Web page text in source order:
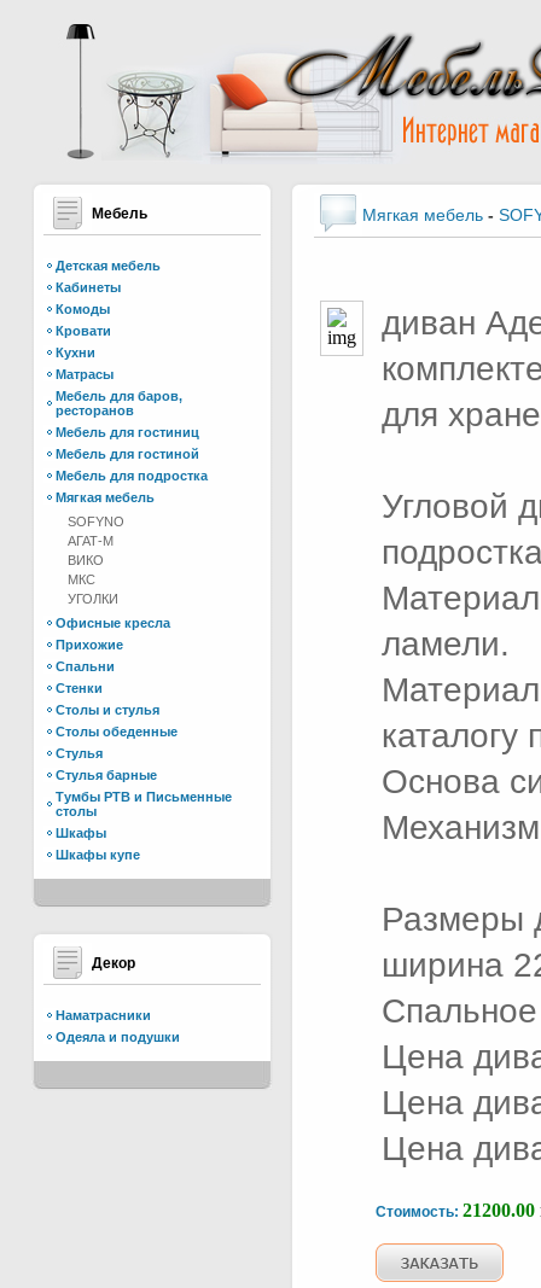
Мебель
Детская мебель
Кабинеты
Комоды
Кровати
Кухни
Матрасы
Мебель для баров,
ресторанов
Мебель для гостиниц
Мебель для гостиной
Мебель для подростка
Мягкая мебель
SOFYNO
АГАТ-М
ВИКО
МКС
УГОЛКИ
Офисные кресла
Прихожие
Спальни
Стенки
Столы и стулья
Столы обеденные
Стулья
Стулья барные
Тумбы РТВ и Письменные
столы
Шкафы
Шкафы купе
Декор
Наматрасники
Одеяла и подушки
Мягкая мебель -
диван
для
Угловой
ламели.
каталогу
Основа
Размеры
ширина
Цена
Цена
Цена
Стоимость: 21200.00